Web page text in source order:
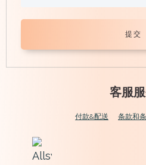
提交
客服
付款&配送 条款和